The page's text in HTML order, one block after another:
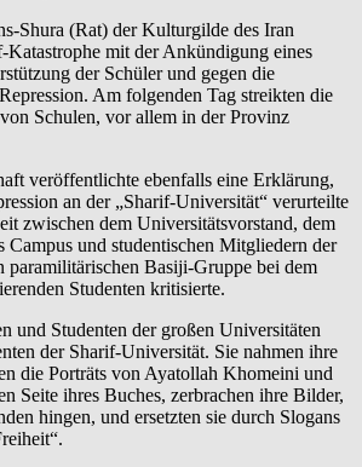
Shura (Rat) der Kulturgilde des Iran
Katastrophe mit der Ankündigung eines
der Schüler und gegen die
Am folgenden Tag streikten die
Schulen, vor allem in der Provinz
veröffentlichte ebenfalls eine Erklärung,
an der „Sharif-Universität“ verurteilte
zwischen dem Universitätsvorstand, dem
Campus und studentischen Mitgliedern der
paramilitärischen Basiji-Gruppe bei dem
Studenten kritisierte.
und Studenten der großen Universitäten
der Sharif-Universität. Sie nahmen ihre
die Porträts von Ayatollah Khomeini und
Seite ihres Buches, zerbrachen ihre Bilder,
hingen, und ersetzten sie durch Slogans